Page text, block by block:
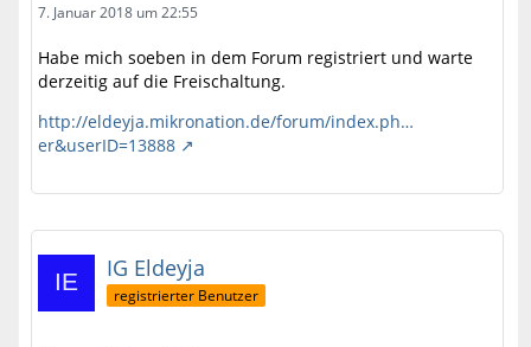
7. Januar 2018 um 22:55
Habe mich soeben in dem Forum registriert und warte
derzeitig auf die Freischaltung.
http://eldeyja.mikronation.de/forum/index.ph…
er&userID=13888
IG Eldeyja
registrierter Benutzer